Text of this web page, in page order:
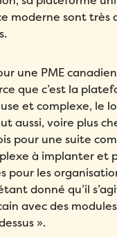
moderne sont très
une PME
que c’est la
et complexe, le
aussi, voire plus
pour une suite
à implanter et
pour les
donné qu’il
avec des
».